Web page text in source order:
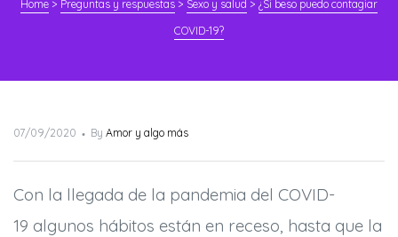
Home > Preguntas y respuestas > Sexo y salud > ¿Si beso puedo contagiar
COVID-19?
Posted
07/09/2020 By Amor y algo más
Con la llegada de la pandemia del COVID-
19 algunos hábitos están en receso, hasta que la